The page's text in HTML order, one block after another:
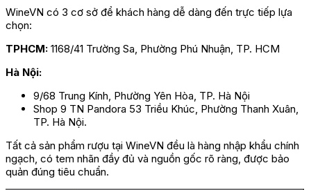
WineVN có 3 cơ sở để khách hàng dễ dàng đến trực tiếp lựa
chọn:
TPHCM: 1168/41 Trường Sa, Phường Phú Nhuận, TP. HCM
Hà Nội:
9/68 Trung Kính, Phường Yên Hòa, TP. Hà Nội
Shop 9 TN Pandora 53 Triều Khúc, Phường Thanh Xuân,
TP. Hà Nội.
Tất cả sản phẩm rượu tại WineVN đều là hàng nhập khẩu chính
ngạch, có tem nhãn đầy đủ và nguồn gốc rõ ràng, được bảo
quản đúng tiêu chuẩn.